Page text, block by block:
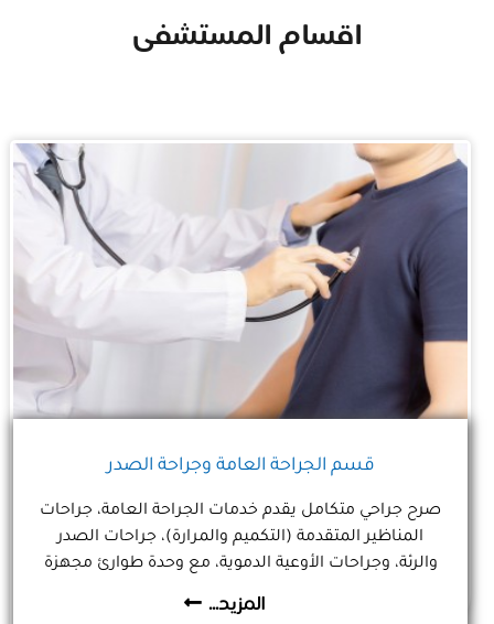
اقسام المستشفى
قسم الجراحة العامة وجراحة الصدر
صرح جراحي متكامل يقدم خدمات الجراحة العامة، جراحات
المناظير المتقدمة (التكميم والمرارة)، جراحات الصدر
والرئة، وجراحات الأوعية الدموية، مع وحدة طوارئ مجهزة
على مدار الساعة لاستقبال الحوادث والطلقات النارية.
المزيد...